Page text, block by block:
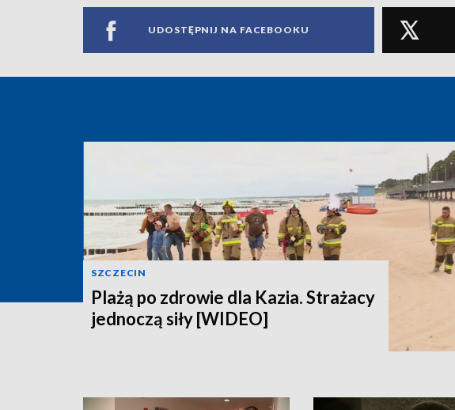
UDOSTĘPNIJ NA FACEBOOKU
SZCZECIN
Plażą po zdrowie dla Kazia. Strażacy
jednoczą siły [WIDEO]